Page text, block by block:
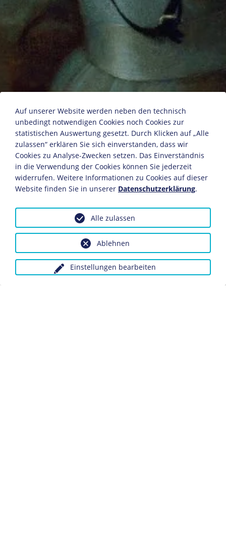
Jenny Marx, geb. von Westphalen
Hersteller: Wilhelm von Kügelgen (Zuschreibung)
nach 1836
Bildnachweis: Deutsches Historisches Museum,
Berlin
Inv.-Nr.: Kg 57/37
Dieses Objekt ist eingebunden in folgende LeMO-Seite:
Karl Marx – Werk und Wirken
Anfragen wegen Bildvorlagen bitte unter Angabe des
Auf unserer Website werden neben den technisch
unbedingt notwendigen Cookies noch Cookies zur
statistischen Auswertung gesetzt. Durch Klicken auf „Alle
zulassen“ erklären Sie sich einverstanden, dass wir
Cookies zu Analyse-Zwecken setzen. Das Einverständnis
in die Verwendung der Cookies können Sie jederzeit
widerrufen. Weitere Informationen zu Cookies auf dieser
Website finden Sie in unserer Datenschutzerklärung.
Einstellungen bearbeiten
Ablehnen
Alle zulassen